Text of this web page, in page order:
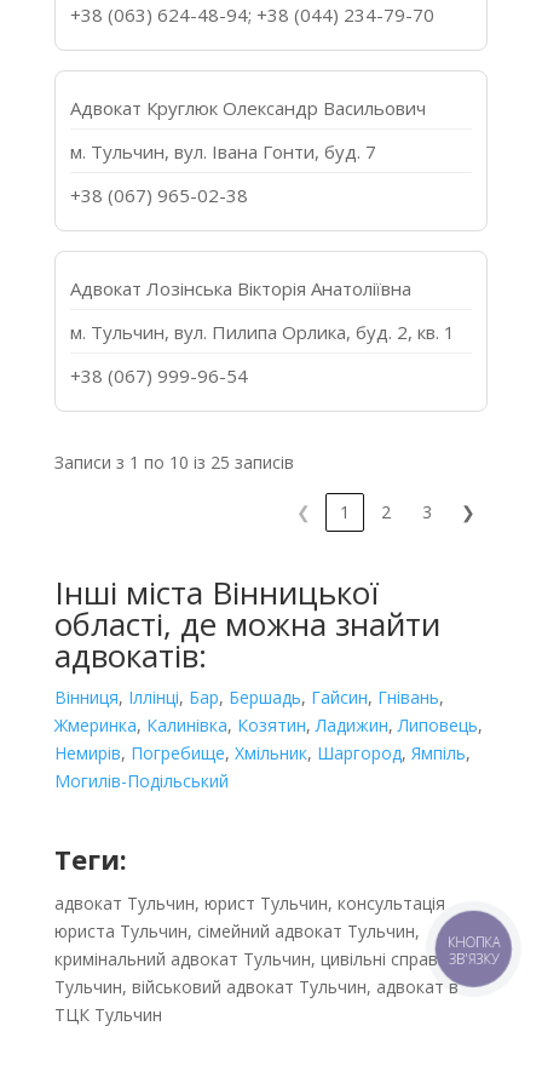
+38 (063) 624-48-94; +38 (044) 234-79-70
Адвокат Круглюк Олександр Васильович
м. Тульчин, вул. Івана Гонти, буд. 7
+38 (067) 965-02-38
Адвокат Лозінська Вікторія Анатоліївна
м. Тульчин, вул. Пилипа Орлика, буд. 2, кв. 1
+38 (067) 999-96-54
Записи з 1 по 10 із 25 записів
❮ 1 2 3 ❯
Інші міста Вінницької
області, де можна знайти
адвокатів:
Вінниця, Іллінці, Бар, Бершадь, Гайсин, Гнівань,
Жмеринка, Калинівка, Козятин, Ладижин, Липовець,
Немирів, Погребище, Хмільник, Шаргород, Ямпіль,
Могилів-Подільський
Теги:
адвокат Тульчин, юрист Тульчин, консультація
юриста Тульчин, сімейний адвокат Тульчин,
кримінальний адвокат Тульчин, цивільні справи
Тульчин, військовий адвокат Тульчин, адвокат в
ТЦК Тульчин
КНОПКА
ЗВ'ЯЗКУ